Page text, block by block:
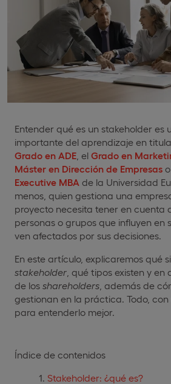
Entender qué es un stakeholder es
importante del aprendizaje en
Grado en ADE , el Grado en
Máster en Dirección de Empresas
Executive MBA de la Universidad
menos, quien gestiona una
proyecto necesita tener en cuenta
personas o grupos que influyen en
ven afectados por sus decisiones.
En este artículo, explicaremos qué
stakeholder , qué tipos existen y
de los shareholders , además de
gestionan en la práctica. Todo, con
para entenderlo mejor.
Índice de contenidos
Stakeholder: ¿qué es?